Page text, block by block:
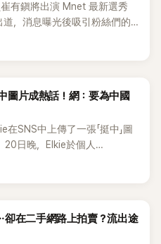
顯，這樣的成員配置擔心
格，成為第二個CLC。
辱。在展示有眞的試鏡片段
寫著：「一個相當古老的歌曲
多網友發出了強烈的批評聲。
14名。
有鎭將出演 Mnet 最新選秀
道，消息曝光後吸引粉絲們的
》 是 《Produce》 系列的偶
卻擁有過人比例，聚集了相
自今年1月開始招募，歷經五
CLC 的有鎮會在節目中帶來
期待。
圖片成熱話！網：要為中國
SNS中上傳了一張「挺中」圖
20日晚，Elkie於個人
立的地方是中國」的圖片，並
河一寸不能丟」等支持國家的文
前從未發表過與中國政治相
在二手網路上拍賣？流出途